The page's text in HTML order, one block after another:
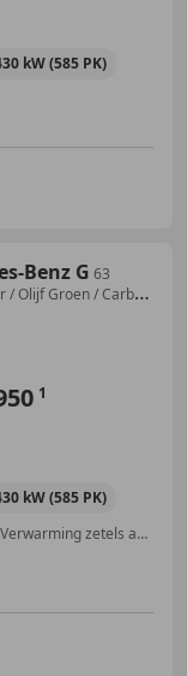
kW (585 PK)
Benz G 63
/ Olijf Groen / Carbon
1
kW (585 PK)
Stoelventilatie, Xenon verlichting, Sportstoelen, Verwarming zetels achter, Winterpakket, Voorruitverwarming, Airbag bestuurder, Cruise control